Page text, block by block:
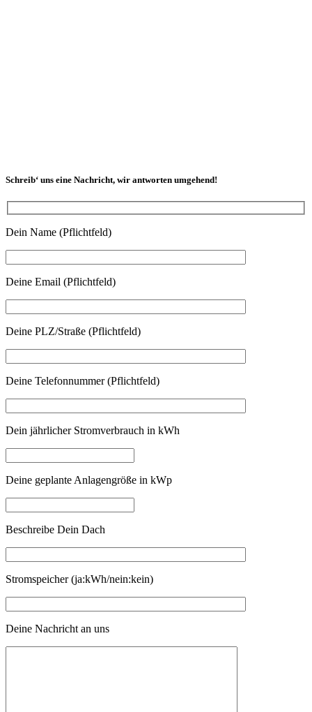
Schreib‘ uns eine Nachricht, wir antworten umgehend!
Dein Name (Pflichtfeld)
Deine Email (Pflichtfeld)
Deine PLZ/Straße (Pflichtfeld)
Deine Telefonnummer (Pflichtfeld)
Dein jährlicher Stromverbrauch in kWh
Deine geplante Anlagengröße in kWp
Beschreibe Dein Dach
Stromspeicher (ja:kWh/nein:kein)
Deine Nachricht an uns